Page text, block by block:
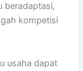
beradaptasi,
kompetisi
usaha dapat